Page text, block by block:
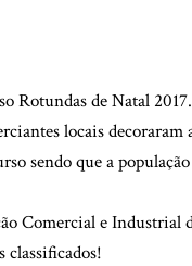
Rotundas de Natal 2017.
locais
sendo que a
Comercial e Industrial